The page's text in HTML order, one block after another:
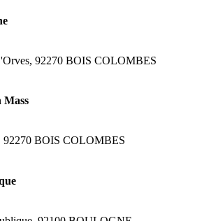
92270 BOIS COLOMBES
Mass
92270 BOIS COLOMBES